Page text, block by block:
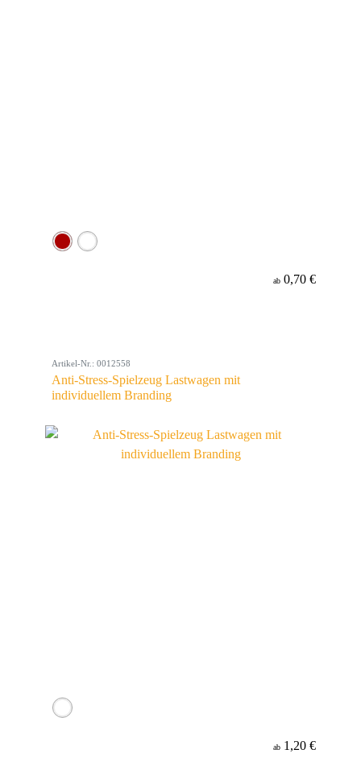
ab 0,70 €
Artikel-Nr.: 0012558
Anti-Stress-Spielzeug Lastwagen mit
individuellem Branding
ab 1,20 €